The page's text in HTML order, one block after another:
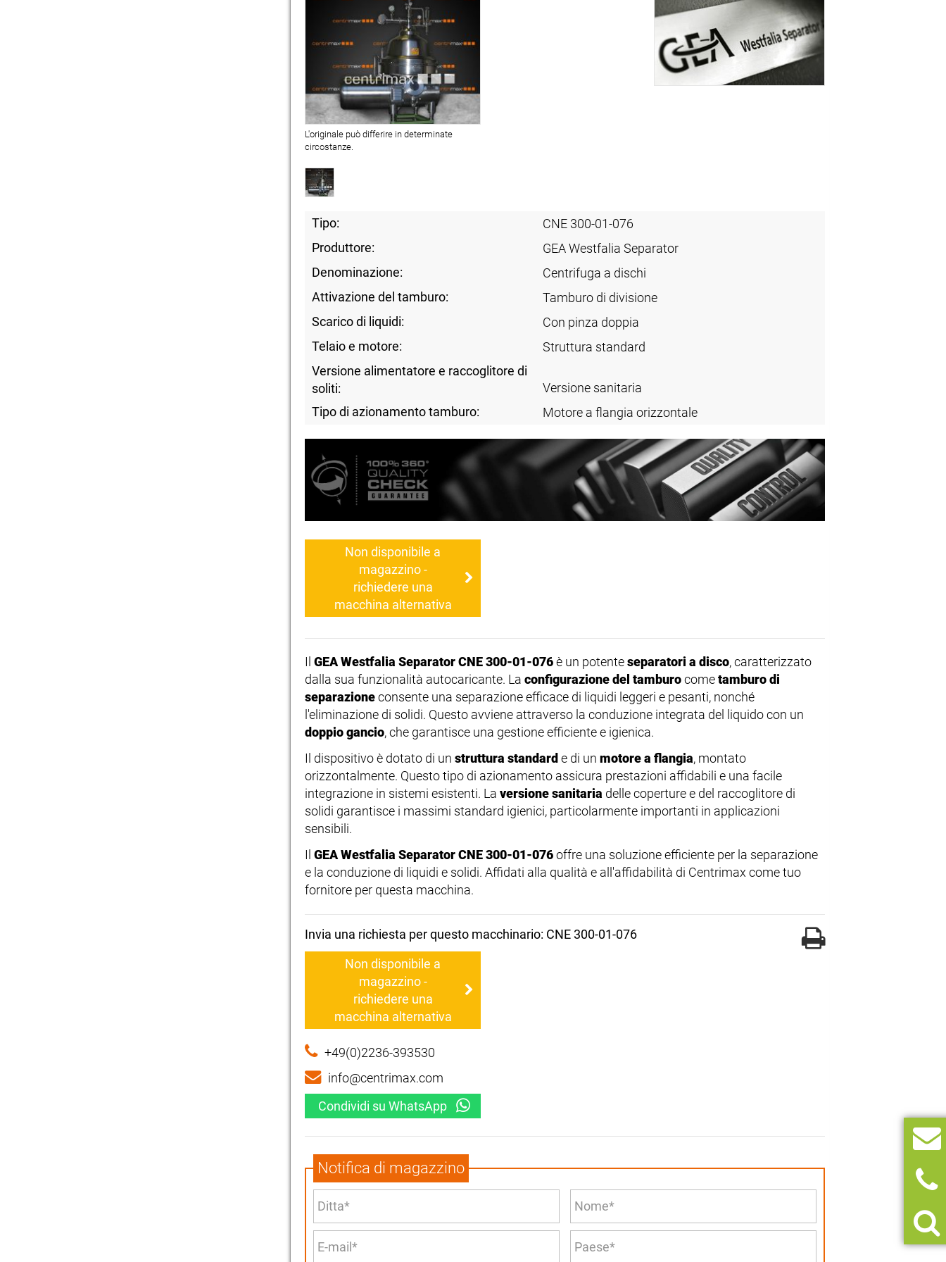
L'originale può differire in determinate
circostanze.
Tipo:
CNE 300-01-076
Produttore:
GEA Westfalia Separator
Denominazione:
Centrifuga a dischi
Attivazione del tamburo:
Tamburo di divisione
Scarico di liquidi:
Con pinza doppia
Telaio e motore:
Struttura standard
Versione alimentatore e raccoglitore di
soliti:
Versione sanitaria
Tipo di azionamento tamburo:
Motore a flangia orizzontale
Non disponibile a
magazzino -
richiedere una
macchina alternativa
Il GEA Westfalia Separator CNE 300-01-076è un potenteseparatori a disco, caratterizzato
dalla sua funzionalità autocaricante. La configurazione del tamburocometamburo di
separazioneconsente una separazione efficace di liquidi leggeri e pesanti, nonché
l'eliminazione di solidi. Questo avviene attraverso la conduzione integrata del liquido con un
doppio gancio, che garantisce una gestione efficiente e igienica.
Il dispositivo è dotato di un struttura standard e di un motore a flangia, montato
orizzontalmente. Questo tipo di azionamento assicura prestazioni affidabili e una facile
integrazione in sistemi esistenti. La versione sanitaria delle coperture e del raccoglitore di
solidi garantisce i massimi standard igienici, particolarmente importanti in applicazioni
sensibili.
Il GEA Westfalia Separator CNE 300-01-076offre una soluzione efficiente per la separazione
e la conduzione di liquidi e solidi. Affidati alla qualità e all'affidabilità di Centrimax come tuo
fornitore per questa macchina.
Invia una richiesta per questo macchinario: CNE 300-01-076
Non disponibile a
magazzino -
richiedere una
macchina alternativa
+49(0)2236-393530
info@centrimax.com
Condividi su WhatsApp
Notifica di magazzino